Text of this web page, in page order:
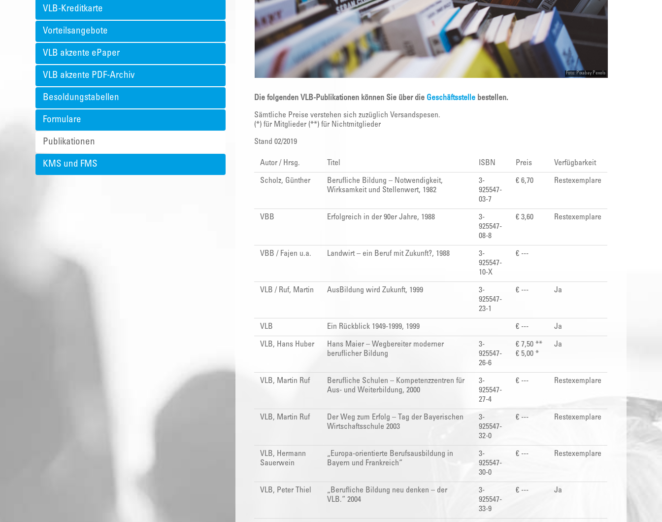
VLB-Kreditkarte
Vorteilsangebote
VLB akzente ePaper
VLB akzente PDF-Archiv
Besoldungstabellen
Formulare
Publikationen
KMS und FMS
Foto: Pixabay Pexels
Die folgenden VLB-Publikationen können Sie über die Geschäftsstelle bestellen.
Sämtliche Preise verstehen sich zuzüglich Versandspesen.
(*) für Mitglieder (**) für Nichtmitglieder
Stand 02/2019
Autor / Hrsg. Titel ISBN Preis Verfügbarkeit
Scholz, Günther
Berufliche Bildung – Notwendigkeit,
Wirksamkeit und Stellenwert, 1982
3-
925547-
03-7
€ 6,70 Restexemplare
VBB Erfolgreich in der 90er Jahre, 1988
3-
925547-
08-8
€ 3,60 Restexemplare
VBB / Fajen u.a. Landwirt – ein Beruf mit Zukunft?, 1988
3-
925547-
10-X
€ ---
VLB / Ruf, Martin AusBildung wird Zukunft, 1999
3-
925547-
23-1
€ --- Ja
VLB Ein Rückblick 1949-1999, 1999 € --- Ja
VLB, Hans Huber
Hans Maier – Wegbereiter moderner
beruflicher Bildung
3-
925547-
26-6
€ 7,50 **
€ 5,00 *
Ja
VLB, Martin Ruf
Berufliche Schulen – Kompetenzzentren für
Aus- und Weiterbildung, 2000
3-
925547-
27-4
€ --- Restexemplare
VLB, Martin Ruf
Der Weg zum Erfolg – Tag der Bayerischen
Wirtschaftsschule 2003
3-
925547-
32-0
€ --- Restexemplare
VLB, Hermann
Sauerwein
„Europa-orientierte Berufsausbildung in
Bayern und Frankreich“
3-
925547-
30-0
€ --- Restexemplare
VLB, Peter Thiel
„Berufliche Bildung neu denken – der
VLB.“ 2004
3-
925547-
33-9
€ --- Ja